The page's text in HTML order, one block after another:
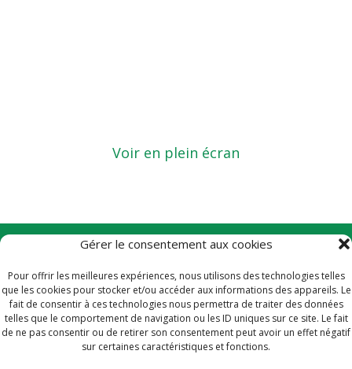
Gérer le consentement aux cookies
Pour offrir les meilleures expériences, nous utilisons des technologies telles
que les cookies pour stocker et/ou accéder aux informations des appareils. Le
fait de consentir à ces technologies nous permettra de traiter des données
telles que le comportement de navigation ou les ID uniques sur ce site. Le fait
de ne pas consentir ou de retirer son consentement peut avoir un effet négatif
sur certaines caractéristiques et fonctions.
Voir en plein écran
Contact
Plan du site
Conditions générales de vente